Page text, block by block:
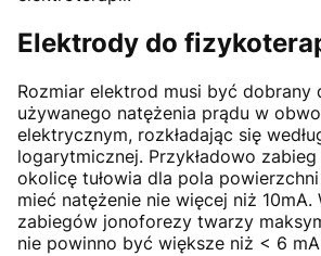
Elektrody do
Rozmiar elektrod musi być dobrany
używanego natężenia prądu w
elektrycznym, rozkładając się
logarytmicznej. Przykładowo
okolicę tułowia dla pola
mieć natężenie nie więcej niż 10mA.
zabiegów jonoforezy twarzy
nie powinno być większe niż < 6 mA